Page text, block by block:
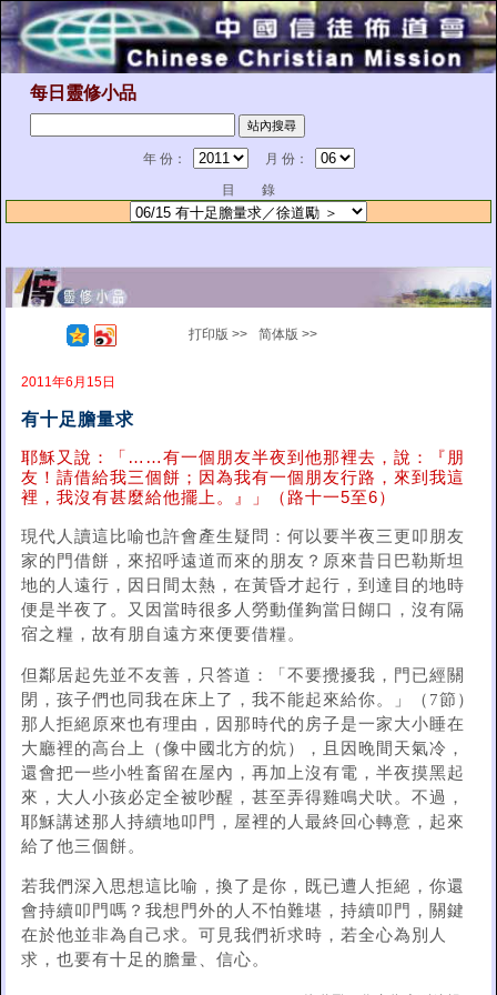
每日靈修小品
年 份：
月 份：
目 錄
打印版 >> 简体版 >>
2011年6月15日
有十足膽量求
耶穌又說：「……有一個朋友半夜到他那裡去，說：『朋
友！請借給我三個餅；因為我有一個朋友行路，來到我這
裡，我沒有甚麼給他擺上。』」（路十一5至6）
現代人讀這比喻也許會產生疑問：何以要半夜三更叩朋友
家的門借餅，來招呼遠道而來的朋友？原來昔日巴勒斯坦
地的人遠行，因日間太熱，在黃昏才起行，到達目的地時
便是半夜了。又因當時很多人勞動僅夠當日餬口，沒有隔
宿之糧，故有朋自遠方來便要借糧。
但鄰居起先並不友善，只答道：「不要攪擾我，門已經關
閉，孩子們也同我在床上了，我不能起來給你。」（7節）
那人拒絕原來也有理由，因那時代的房子是一家大小睡在
大廳裡的高台上（像中國北方的炕），且因晚間天氣冷，
還會把一些小牲畜留在屋內，再加上沒有電，半夜摸黑起
來，大人小孩必定全被吵醒，甚至弄得雞鳴犬吠。不過，
耶穌講述那人持續地叩門，屋裡的人最終回心轉意，起來
給了他三個餅。
若我們深入思想這比喻，換了是你，既已遭人拒絕，你還
會持續叩門嗎？我想門外的人不怕難堪，持續叩門，關鍵
在於他並非為自己求。可見我們祈求時，若全心為別人
求，也要有十足的膽量、信心。